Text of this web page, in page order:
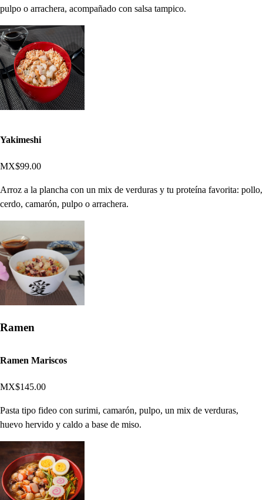
pulpo o arrachera, acompañado con salsa tampico.
Yakimeshi
MX$99.00
Arroz a la plancha con un mix de verduras y tu proteína favorita: pollo,
cerdo, camarón, pulpo o arrachera.
Ramen
Ramen Mariscos
MX$145.00
Pasta tipo fideo con surimi, camarón, pulpo, un mix de verduras,
huevo hervido y caldo a base de miso.